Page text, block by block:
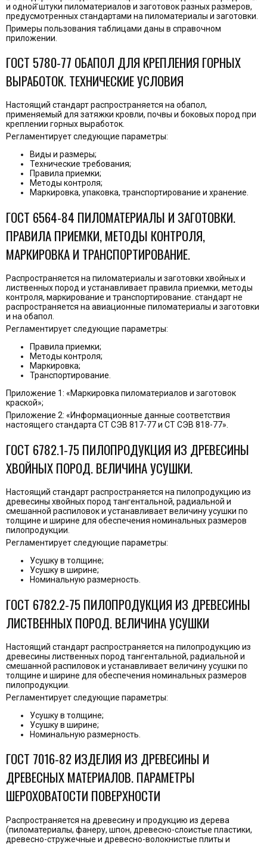
и одной̆ штуки пиломатериалов и заготовок разных размеров,
предусмотренных стандартами на пиломатериалы и заготовки.
Примеры пользования таблицами даны в справочном
приложении.
ГОСТ 5780-77 ОБАПОЛ ДЛЯ КРЕПЛЕНИЯ ГОРНЫХ
ВЫРАБОТОК. ТЕХНИЧЕСКИЕ УСЛОВИЯ
Настоящий стандарт распространяется на обапол,
применяемый для затяжки кровли, почвы и боковых пород при
креплении горных выработок.
Регламентирует следующие параметры:
Виды и размеры;
Технические требования;
Правила приемки;
Методы контроля;
Маркировка, упаковка, транспортирование и хранение.
ГОСТ 6564-84 ПИЛОМАТЕРИАЛЫ И ЗАГОТОВКИ.
ПРАВИЛА ПРИЕМКИ, МЕТОДЫ КОНТРОЛЯ,
МАРКИРОВКА И ТРАНСПОРТИРОВАНИЕ.
Распространяется на пиломатериалы и заготовки хвойных и
лиственных пород и устанавливает правила приемки, методы
контроля, маркирование и транспортирование. стандарт не
распространяется на авиационные пиломатериалы и заготовки
и на обапол.
Регламентирует следующие параметры:
Правила приемки;
Методы контроля;
Маркировка;
Транспортирование.
Приложение 1: «Маркировка пиломатериалов и заготовок
краской»;
Приложение 2: «Информационные данные соответствия
настоящего стандарта СТ СЭВ 817-77 и СТ СЭВ 818-77».
ГОСТ 6782.1-75 ПИЛОПРОДУКЦИЯ ИЗ ДРЕВЕСИНЫ
ХВОЙНЫХ ПОРОД. ВЕЛИЧИНА УСУШКИ.
Настоящий стандарт распространяется на пилопродукцию из
древесины хвойных пород тангентальной, радиальной и
смешанной распиловок и устанавливает величину усушки по
толщине и ширине для обеспечения номинальных размеров
пилопродукции.
Регламентирует следующие параметры:
Усушку в толщине;
Усушку в ширине;
Номинальную размерность.
ГОСТ 6782.2-75 ПИЛОПРОДУКЦИЯ ИЗ ДРЕВЕСИНЫ
ЛИСТВЕННЫХ ПОРОД. ВЕЛИЧИНА УСУШКИ
Настоящий стандарт распространяется на пилопродукцию из
древесины лиственных пород тангентальной, радиальной и
смешанной распиловок и устанавливает величину усушки по
толщине и ширине для обеспечения номинальных размеров
пилопродукции.
Регламентирует следующие параметры:
Усушку в толщине;
Усушку в ширине;
Номинальную размерность.
ГОСТ 7016-82 ИЗДЕЛИЯ ИЗ ДРЕВЕСИНЫ И
ДРЕВЕСНЫХ МАТЕРИАЛОВ. ПАРАМЕТРЫ
ШЕРОХОВАТОСТИ ПОВЕРХНОСТИ
Распространяется на древесину и продукцию из дерева
(пиломатериалы, фанеру, шпон, древесно-слоистые пластики,
древесно-стружечные и древесно-волокнистые плиты и